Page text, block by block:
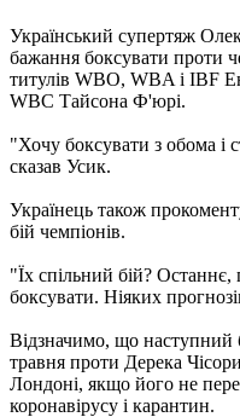
Український супертяж
бажання боксувати проти
титулів WBO, WBA і IBF
WBC Тайсона Ф'юрі.
"Хочу боксувати з обома і
сказав Усик.
Українець також
бій чемпіонів.
"Їх спільний бій?
боксувати. Ніяких
Відзначимо, що наступний
травня проти Дерека
Лондоні, якщо його не
коронавірусу і карантин.